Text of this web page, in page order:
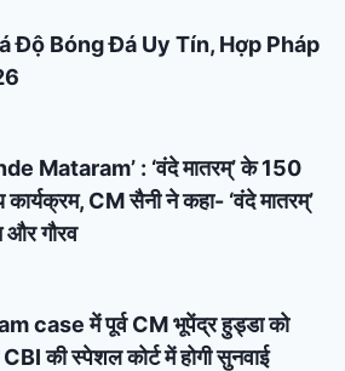
Độ Bóng Đá Uy Tín, Hợp Pháp
Mataram’ : ‘वंदे मातरम्’ के 150
कार्यक्रम, CM सैनी ने कहा- ‘वंदे मातरम्’
और गौरव
case में पूर्व CM भूपेंद्र हुड्डा को
की स्पेशल कोर्ट में होगी सुनवाई